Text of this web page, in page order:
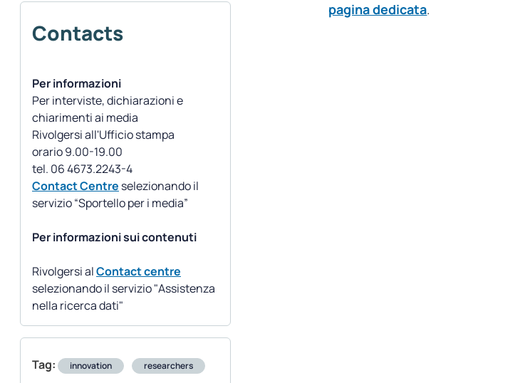
Contacts
Per informazioni
Per interviste, dichiarazioni e
chiarimenti ai media
Rivolgersi all'Ufficio stampa
orario 9.00-19.00
Contact Centre selezionando il
servizio “Sportello per i media”
Per informazioni sui contenuti
Rivolgersi alContact centre
selezionando il servizio "Assistenza
nella ricerca dati"
Tag: innovation researchers
pagina dedicata.